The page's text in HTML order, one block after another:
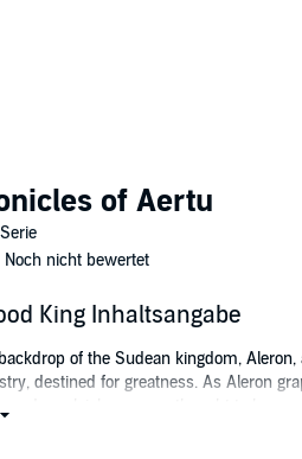
of Aertu
Noch nicht bewertet
King Inhaltsangabe
of the Sudean kingdom,
destined for greatness. As Aleron
elvish sorcerer thought to have